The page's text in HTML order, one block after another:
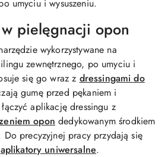
umyciu i wysuszeniu.
pielęgnacji opon
wykorzystywane na
zewnętrznego, po umyciu i
się go wraz z dressingami do
gumę przed pękaniem i
aplikację dressingu z
opon dedykowanym środkiem
Do precyzyjnej pracy przydają się
aplikatory uniwersalne.